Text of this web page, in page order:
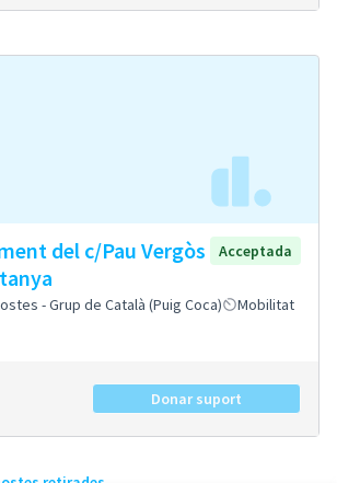
del c/Pau Vergòs
Acceptada
- Grup de Català (Puig Coca)
Mobilitat
Donar suport